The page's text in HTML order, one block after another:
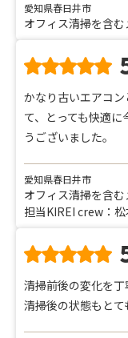
愛知県春日井市
オフィス清掃を含
かなり古いエアコ
て、とっても快適
うございました。
愛知県春日井市
オフィス清掃を含
担当KIREI crew：
清掃前後の変化を
清掃後の状態もとて